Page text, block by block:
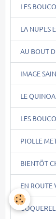
LES
LA NUPES
AU BOUT
IMAGE
LE
LES
PIOLLE
BIENTÖT
EN ROUTE